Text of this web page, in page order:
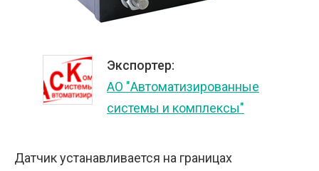
Экспортер:
АО "Автоматизированные
системы и комплексы"
Датчик устанавливается на границах